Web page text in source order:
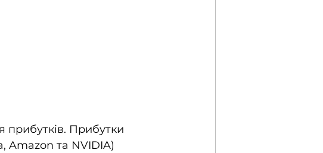
прибутків. Прибутки
Amazon та NVIDIA)